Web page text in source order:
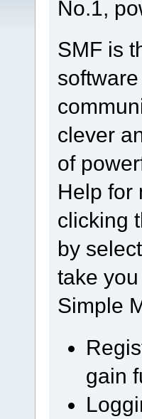
No.1,
SMF is
clever
of
Help for
clicking
by
take
Simple
gain